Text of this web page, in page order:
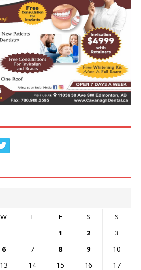
W T F S
S
1
2
3
6 7 8 9
10
13 14 15 16
17